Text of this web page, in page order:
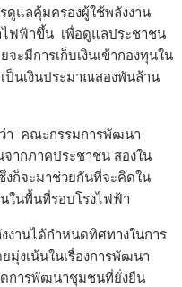
ดูแลคุ้มครองผู้ใช้พลังงาน
ฟฟ้าขึ้น เพื่อดูแลประชาชน
มีการเก็บเงินเข้ากองทุนใน
ป็นเงินประมาณสองพันล้าน
ว่า คณะกรรมการพัฒนา
ากภาคประชาชน สองใน
จะมาช่วยกันที่จะคิดใน
ในพื้นที่รอบโรงไฟฟ้า
านได้กำหนดทิศทางในการ
งเน้นในเรื่องการพัฒนา
ดการพัฒนาชุมชนที่ยั่งยืน